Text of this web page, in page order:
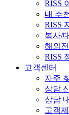
RISS
내 추
RISS
복사/
해외
RISS
고객센터
자주
상담
상담
고객